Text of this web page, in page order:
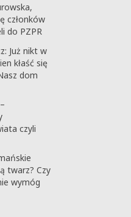
członków
do PZPR
Już nikt w
kłaść się
dom
czyli
twarz? Czy
wymóg